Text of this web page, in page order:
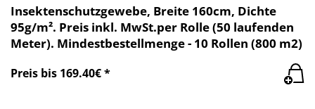
Insektenschutzgewebe, Breite 160cm, Dichte
95g/m². Preis inkl. MwSt.per Rolle (50 laufenden
Meter). Mindestbestellmenge - 10 Rollen (800 m2)
Preis bis 169.40€ *